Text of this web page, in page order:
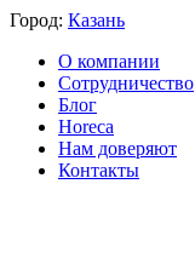
Город: Казань
О компании
Сотрудничество
Блог
Horeca
Нам доверяют
Контакты